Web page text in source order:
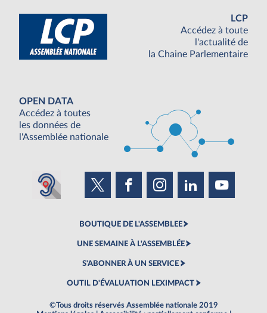
LCP
Accédez à toute
l'actualité de
la Chaine Parlementaire
OPEN DATA
Accédez à toutes
les données de
l'Assemblée nationale
BOUTIQUE DE L'ASSEMBLEE
UNE SEMAINE À L'ASSEMBLÉE
S'ABONNER À UN SERVICE
OUTIL D'ÉVALUATION LEXIMPACT
©Tous droits réservés Assemblée nationale 2019